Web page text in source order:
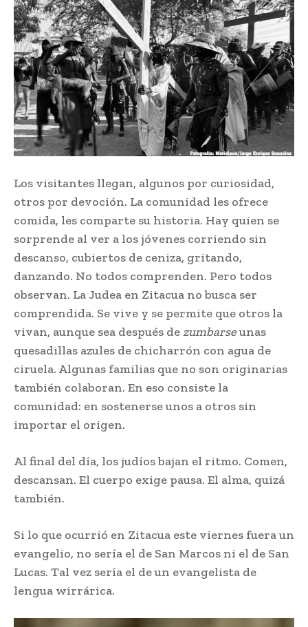
Los visitantes llegan, algunos por curiosidad,
otros por devoción. La comunidad les ofrece
comida, les comparte su historia. Hay quien se
sorprende al ver a los jóvenes corriendo sin
descanso, cubiertos de ceniza, gritando,
danzando. No todos comprenden. Pero todos
observan. La Judea en Zitacua no busca ser
comprendida. Se vive y se permite que otros la
vivan, aunque sea después dezumbarseunas
quesadillas azules de chicharrón con agua de
ciruela. Algunas familias que no son originarias
también colaboran. En eso consiste la
comunidad: en sostenerse unos a otros sin
importar el origen.
Al final del día, los judíos bajan el ritmo. Comen,
descansan. El cuerpo exige pausa. El alma, quizá
también.
Si lo que ocurrió en Zitacua este viernes fuera un
evangelio, no sería el de San Marcos ni el de San
Lucas. Tal vez sería el de un evangelista de
lengua wirrárica.